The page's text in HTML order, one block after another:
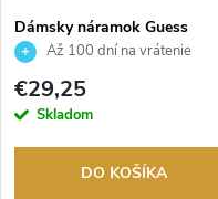
Dámsky náramok Guess
JUBB06288JWYGS
Až 100 dní na vrátenie
tovaru. Autorizovaný predajca.
€29,25
Skladom
DO KOŠÍKA